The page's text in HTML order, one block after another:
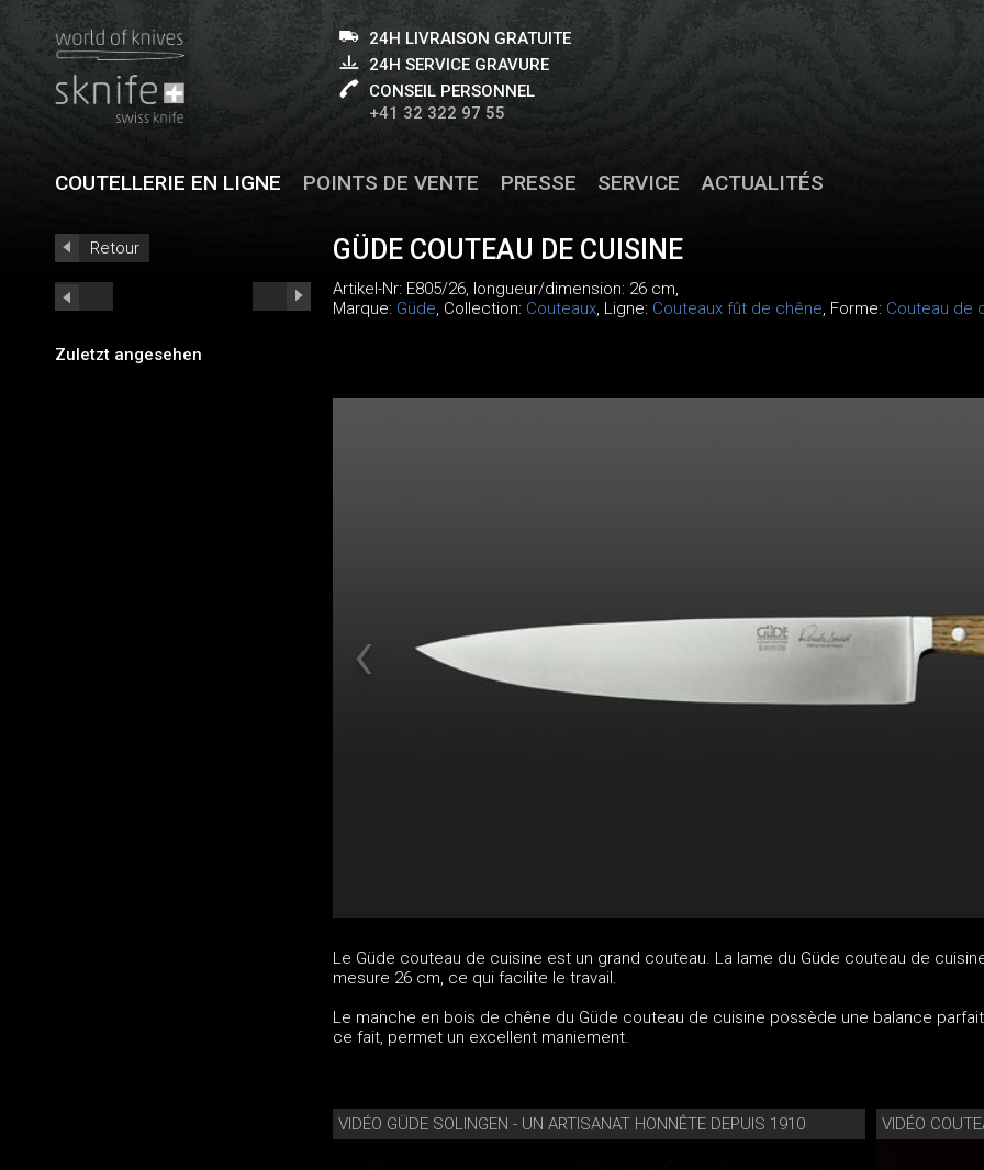
24H LIVRAISON GRATUITE
24H SERVICE GRAVURE
CONSEIL PERSONNEL
+41 32 322 97 55
COUTELLERIE EN LIGNE POINTS DE VENTE PRESSE SERVICE ACTUALITÉS
Retour
Zuletzt angesehen
GÜDE COUTEAU DE CUISINE
Artikel-Nr: E805/26, longueur/dimension: 26 cm,
Marque: Güde, Collection: Couteaux, Ligne: Couteaux fût de chêne, Forme: Couteau de
Le Güde couteau de cuisine est un grand couteau. La lame du Güde couteau de
mesure 26 cm, ce qui facilite le travail.
Le manche en bois de chêne du Güde couteau de cuisine possède une balance
ce fait, permet un excellent maniement.
VIDÉO GÜDE SOLINGEN - UN ARTISANAT HONNÊTE DEPUIS 1910 VIDÉO